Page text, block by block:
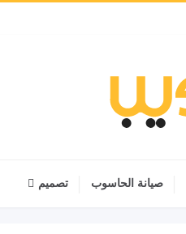
صيانة الحاسوب تصميم